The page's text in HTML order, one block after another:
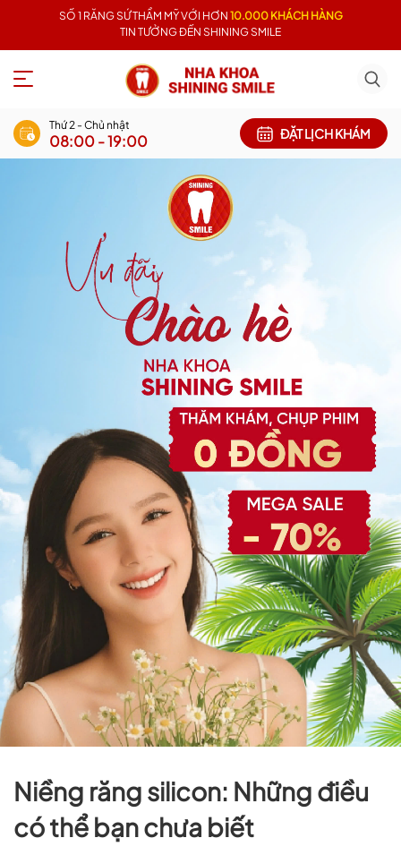
SỐ 1 RĂNG SỨ THẨM MỸ VỚI HƠN 10.000 KHÁCH HÀNG
TIN TƯỞNG ĐẾN SHINING SMILE
Thứ 2 - Chủ nhật
08:00 - 19:00 ĐẶT LỊCH KHÁM
Niềng răng silicon: Những điều
có thể bạn chưa biết